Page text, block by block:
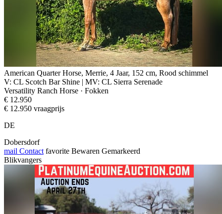
American Quarter Horse, Merrie, 4 Jaar, 152 cm, Rood schimmel
V: CL Scotch Bar Shine | MV: CL Sierra Serenade
Versatility Ranch Horse · Fokken
€ 12.950
€ 12.950 vraagprijs
DE
Dobersdorf
mail Contact favorite Bewaren Gemarkeerd
Blikvangers